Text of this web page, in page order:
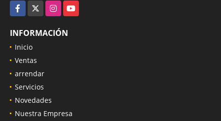
Facebook
InstagramYouTube
INFORMACIÓN
Inicio
Ventas
arrendar
Servicios
Novedades
Nuestra Empresa